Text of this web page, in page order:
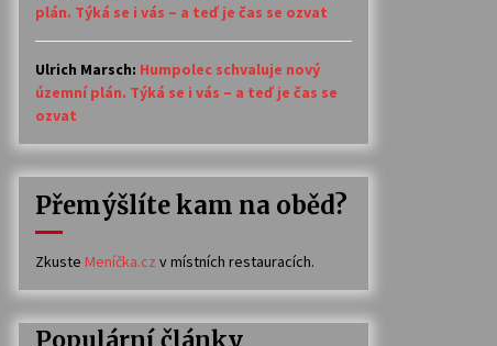
plán. Týká se i vás – a teď je čas se ozvat
Ulrich Marsch: Humpolec schvaluje nový
územní plán. Týká se i vás – a teď je čas se
ozvat
Přemýšlíte kam na oběd?
Zkuste Meníčka.cz v místních restauracích.
Populární články